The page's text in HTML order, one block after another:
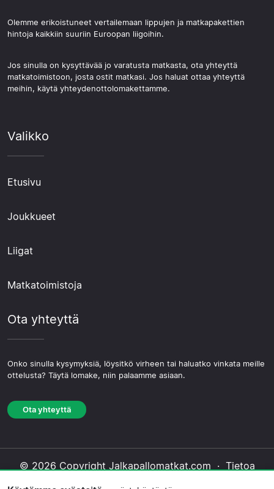
Olemme erikoistuneet vertailemaan lippujen ja matkapakettien
hintoja kaikkiin suuriin Euroopan liigoihin.
Jos sinulla on kysyttävää jo varatusta matkasta, ota yhteyttä
matkatoimistoon, josta ostit matkasi. Jos haluat ottaa yhteyttä
meihin, käytä yhteydenottolomakettamme.
Valikko
Etusivu
Joukkueet
Liigat
Matkatoimistoja
Ota yhteyttä
Onko sinulla kysymyksiä, löysitkö virheen tai haluatko vinkata meille
ottelusta? Täytä lomake, niin palaamme asiaan.
Ota yhteyttä
© 2026 Copyright Jalkapallomatkat.com · Tietoa